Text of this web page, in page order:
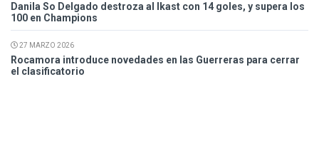
Danila So Delgado destroza al Ikast con 14 goles, y supera los
100 en Champions
27 MARZO 2026
Rocamora introduce novedades en las Guerreras para cerrar
el clasificatorio